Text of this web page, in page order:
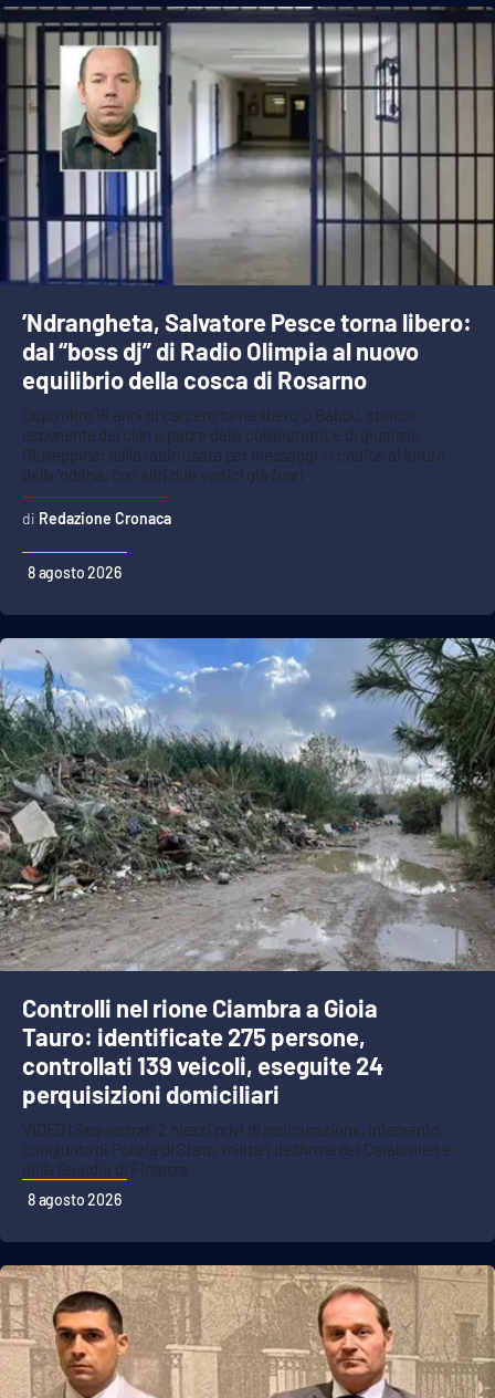
’Ndrangheta, Salvatore Pesce torna libero:
dal “boss dj” di Radio Olimpia al nuovo
equilibrio della cosca di Rosarno
Dopo oltre 16 anni di carcere torna libero ’u Babbu, storico
esponente del clan e padre della collaboratrice di giustizia
Giuseppina: dalla radio usata per messaggi in codice al futuro
della ‘ndrina, con altri due vertici già fuori
Redazione Cronaca
8 agosto 2026
Controlli nel rione Ciambra a Gioia
Tauro: identificate 275 persone,
controllati 139 veicoli, eseguite 24
perquisizioni domiciliari
VIDEO | Sequestrati 2 mezzi privi di assicurazione. Intervento
congiunto di Polizia di Stato, militari dell’Arma dei Carabinieri e
della Guardia di Finanza
8 agosto 2026